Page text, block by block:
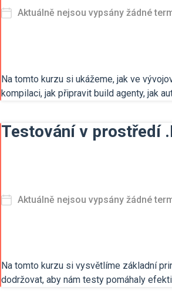
Aktuálně nejsou vypsány žádné
Na tomto kurzu si ukážeme, jak ve
kompilaci, jak připravit build agenty, jak
Testování v prostředí
Aktuálně nejsou vypsány žádné
Na tomto kurzu si vysvětlíme základní
dodržovat, aby nám testy pomáhaly